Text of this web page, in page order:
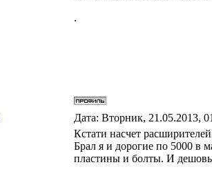
.
Дата: Вторник, 21.05.2013,
Кстати насчет
Брал я и дорогие по 5000 в
пластины и болты. И